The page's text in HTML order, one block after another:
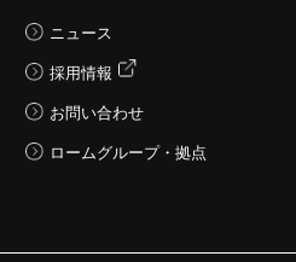
ニュース
採用情報
お問い合わせ
ロームグループ・拠点